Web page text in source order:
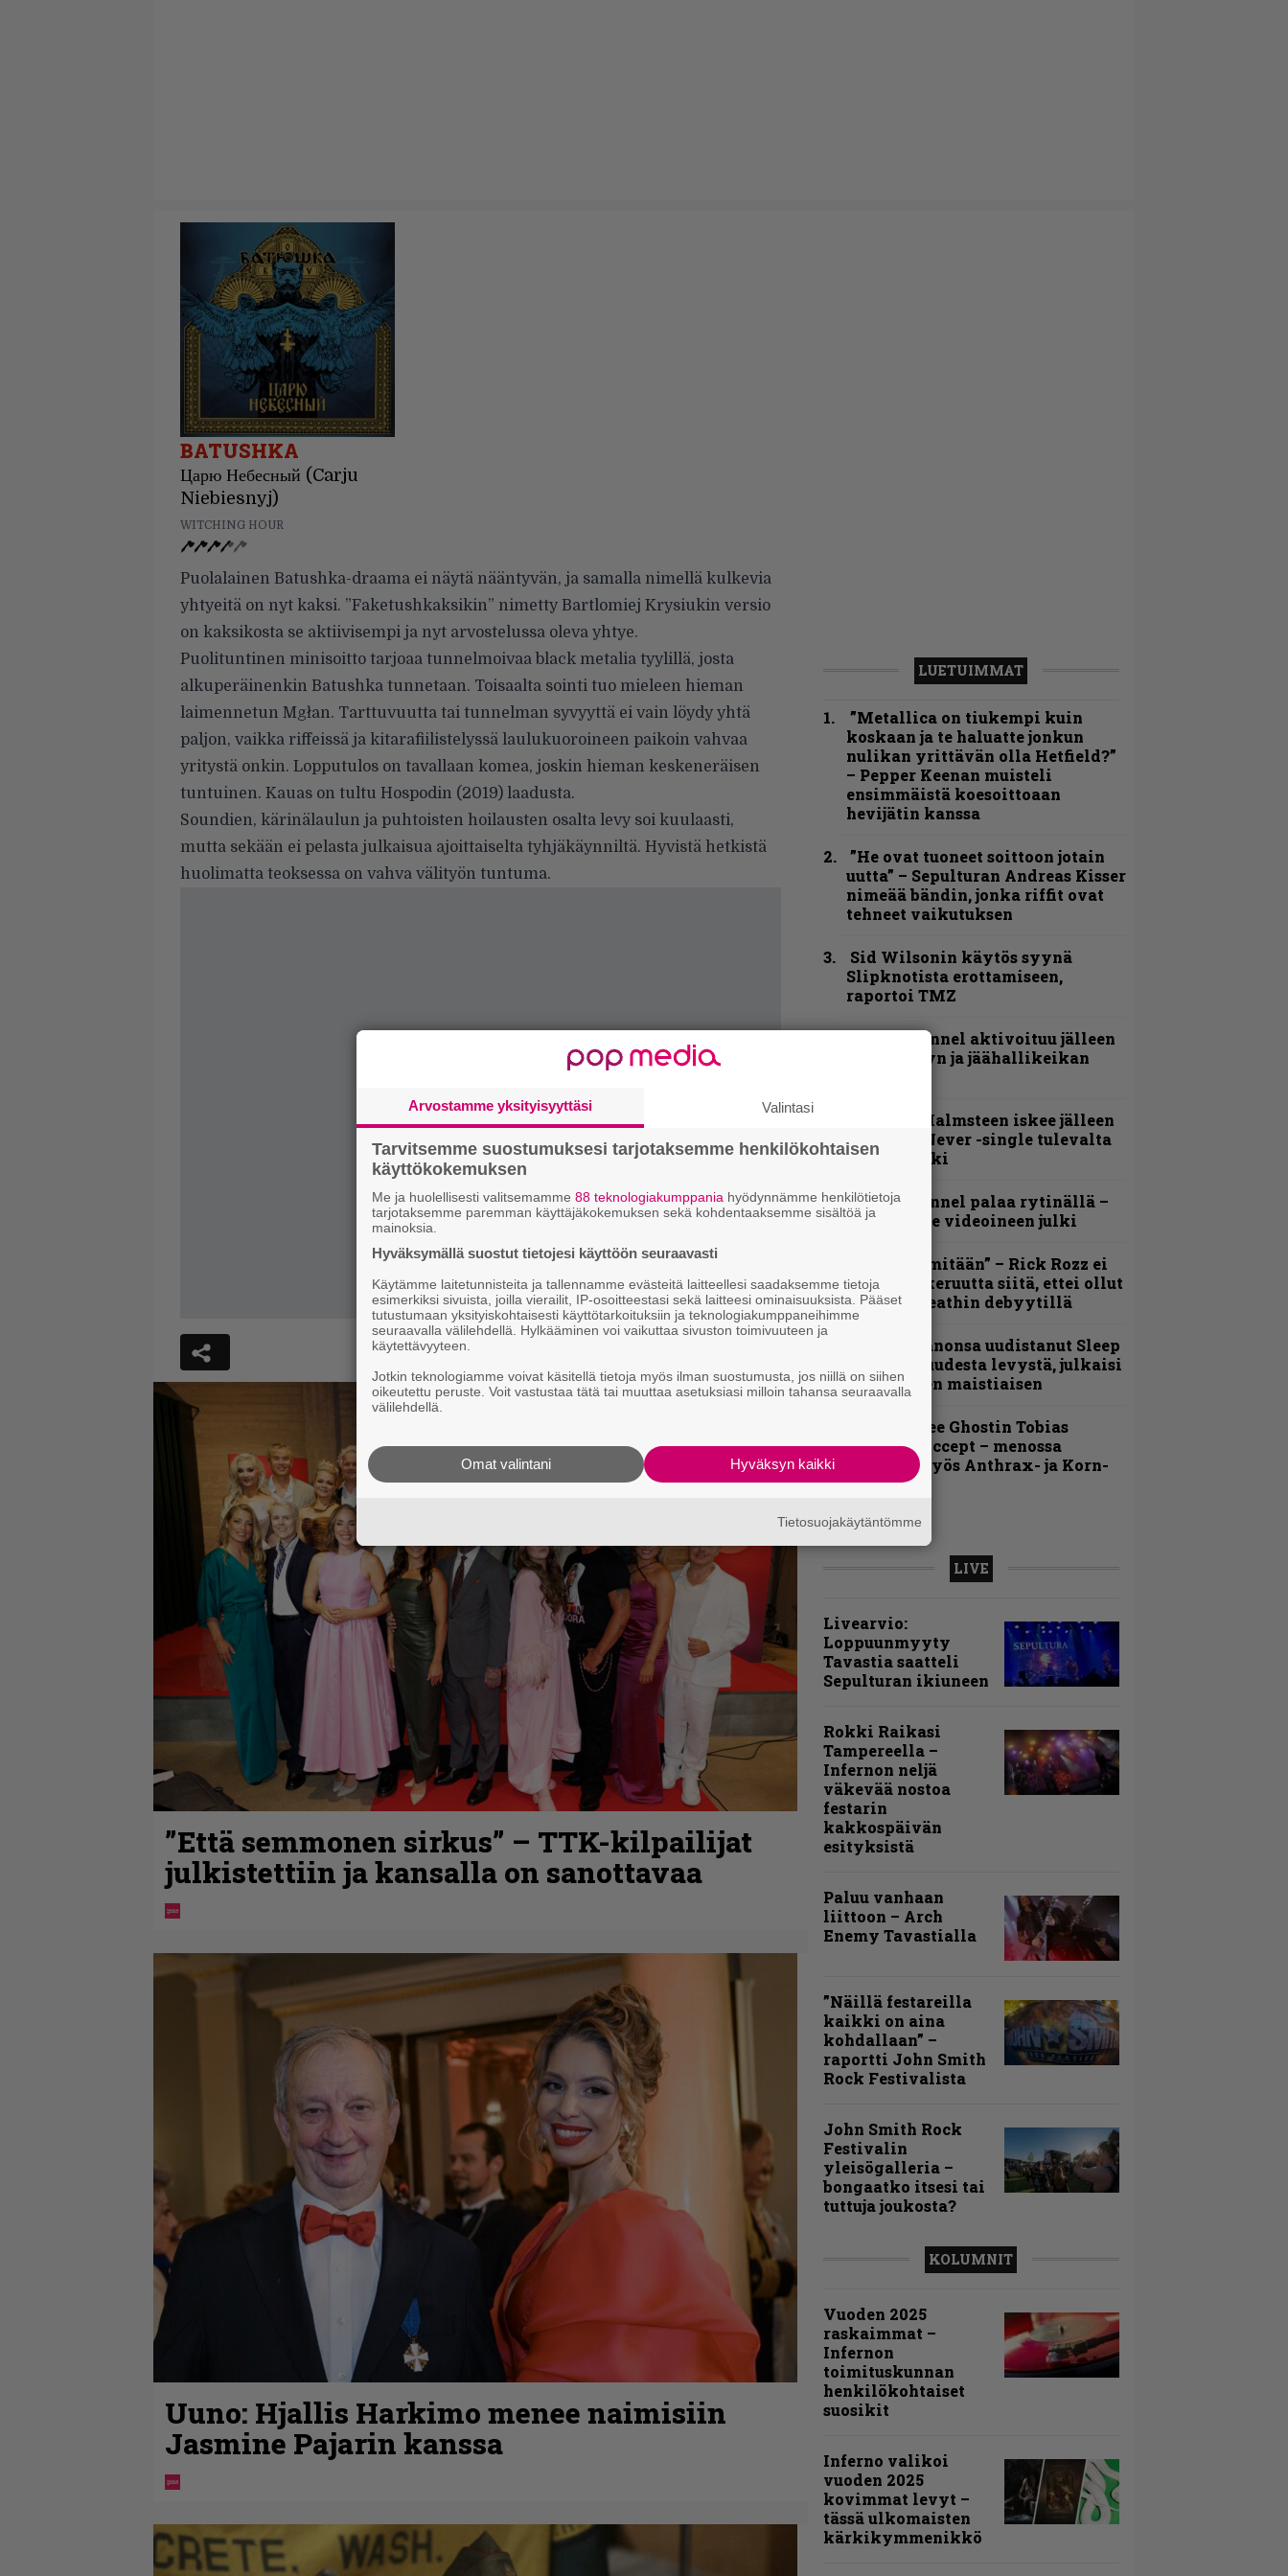
BATUSHKA
Царю Небесный (Carju
Niebiesnyj)
WITCHING HOUR
Puolalainen Batushka-draama ei näytä nääntyvän, ja samalla nimellä kulkevia
yhtyeitä on nyt kaksi. ”Faketushkaksikin” nimetty Bartlomiej Krysiukin versio
on kaksikosta se aktiivisempi ja nyt arvostelussa oleva yhtye.
Puolituntinen minisoitto tarjoaa tunnelmoivaa black metalia tyylillä, josta
alkuperäinenkin Batushka tunnetaan. Toisaalta sointi tuo mieleen hieman
laimennetun Mgłan. Tarttuvuutta tai tunnelman syvyyttä ei vain löydy yhtä
paljon, vaikka riffeissä ja kitarafiilistelyssä laulukuoroineen paikoin vahvaa
yritystä onkin. Lopputulos on tavallaan komea, joskin hieman keskeneräisen
tuntuinen. Kauas on tultu Hospodin (2019) laadusta.
Soundien, kärinälaulun ja puhtoisten hoilausten osalta levy soi kuulaasti,
mutta sekään ei pelasta julkaisua ajoittaiselta tyhjäkäynniltä. Hyvistä hetkistä
huolimatta teoksessa on vahva välityön tuntuma.
”Että semmonen sirkus” – TTK-kilpailijat
julkistettiin ja kansalla on sanottavaa
Uuno: Hjallis Harkimo menee naimisiin
Jasmine Pajarin kanssa
LUETUIMMAT
”Metallica on tiukempi kuin
koskaan ja te haluatte jonkun
nulikan yrittävän olla Hetfield?”
– Pepper Keenan muisteli
ensimmäistä koesoittoaan
hevijätin kanssa
”He ovat tuoneet soittoon jotain
uutta” – Sepulturan Andreas Kisser
nimeää bändin, jonka riffit ovat
tehneet vaikutuksen
Sid Wilsonin käytös syynä
Slipknotista erottamiseen,
raportoi TMZ
Blind Channel aktivoituu jälleen
uuden levyn ja jäähallikeikan
Yngwie Malmsteen iskee jälleen
– Now or Never -single tulevalta
levyltä julki
Blind Channel palaa rytinällä –
tuplasingle videoineen julki
”En kadu mitään” – Rick Rozz ei
tunne katkeruutta siitä, ettei ollut
mukana Deathin debyytillä
Kokoonpanonsa uudistanut Sleep
tiedottaa uudesta levystä, julkaisi
myös uuden maistiaisen
Näin lähtee Ghostin Tobias
Forgelta Accept – menossa
mukana myös Anthrax- ja Korn-
miehistöä
LIVE
Livearvio:
Loppuunmyyty
Tavastia saatteli
Sepulturan ikiuneen
Rokki Raikasi
Tampereella –
Infernon neljä
väkevää nostoa
festarin
kakkospäivän
esityksistä
Paluu vanhaan
liittoon – Arch
Enemy Tavastialla
”Näillä festareilla
kaikki on aina
kohdallaan” –
raportti John Smith
Rock Festivalista
John Smith Rock
Festivalin
yleisögalleria –
bongaatko itsesi tai
tuttuja joukosta?
KOLUMNIT
Vuoden 2025
raskaimmat –
Infernon
toimituskunnan
henkilökohtaiset
suosikit
Inferno valikoi
vuoden 2025
kovimmat levyt –
tässä ulkomaisten
kärkikymmenikkö
Arvostamme yksityisyyttäsi Valintasi
Tarvitsemme suostumuksesi tarjotaksemme henkilökohtaisen
käyttökokemuksen
Me ja huolellisesti valitsemamme 88 teknologiakumppania hyödynnämme henkilötietoja
tarjotaksemme paremman käyttäjäkokemuksen sekä kohdentaaksemme sisältöä ja
mainoksia.
Hyväksymällä suostut tietojesi käyttöön seuraavasti
Käytämme laitetunnisteita ja tallennamme evästeitä laitteellesi saadaksemme tietoja
esimerkiksi sivuista, joilla vierailit, IP-osoitteestasi sekä laitteesi ominaisuuksista. Pääset
tutustumaan yksityiskohtaisesti käyttötarkoituksiin ja teknologiakumppaneihimme
seuraavalla välilehdellä. Hylkääminen voi vaikuttaa sivuston toimivuuteen ja
käytettävyyteen.
Jotkin teknologiamme voivat käsitellä tietoja myös ilman suostumusta, jos niillä on siihen
oikeutettu peruste. Voit vastustaa tätä tai muuttaa asetuksiasi milloin tahansa seuraavalla
välilehdellä.
Hyväksyn kaikki
Omat valintani
Tietosuojakäytäntömme